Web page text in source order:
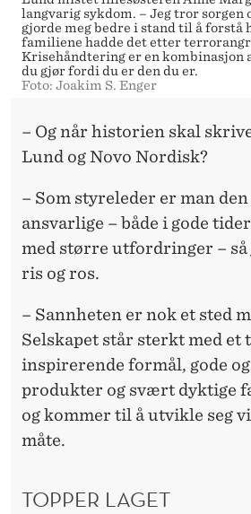
langvarig sykdom. – Jeg tror sorgen
gjorde meg bedre i stand til å forstå
familiene hadde det etter
Krisehåndtering er en kombinasjon
du gjør fordi du er den du er.
Foto: Joakim S. Enger
– Og når historien skal
Lund og Novo Nordisk?
– Som styreleder er man
ansvarlige – både i gode
med større utfordringer – så
ris og ros.
– Sannheten er nok et sted
Selskapet står sterkt med et
inspirerende formål, gode
produkter og svært dyktige
og kommer til å utvikle seg
måte.
TOPPER LAGET